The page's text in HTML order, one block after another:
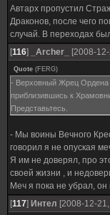
Автарх пропустил
Драконов, после чего
случай. В переходах
[116] _Archer_ [2008-
Quote (FERG)
- Верховный Жрец Ордена
приблизившись к
Представьтесь.
- Мы воины Вечного
говорил я не опуская
Я им не доверял, про
своей жизни , и
Меч я пока не убрал,
[117] Интел [2008-12-